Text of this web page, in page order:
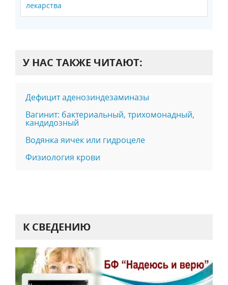
лекарства
У НАС ТАКЖЕ ЧИТАЮТ:
Дефицит аденозиндезаминазы
Вагинит: бактериальный, трихомонадный,
кандидозный
Водянка яичек или гидроцеле
Физиология крови
К СВЕДЕНИЮ